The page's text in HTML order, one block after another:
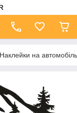
Наклейки на автомобіль